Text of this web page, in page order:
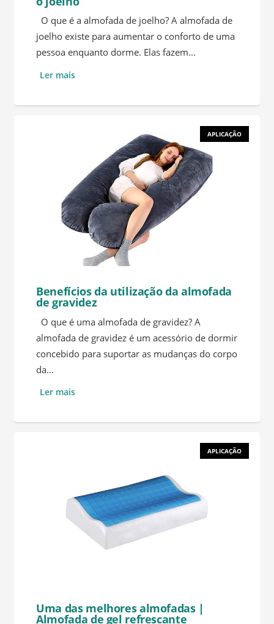
O que é a almofada de joelho? A almofada de
joelho existe para aumentar o conforto de uma
pessoa enquanto dorme. Elas fazem...
Ler mais
APLICAÇÃO
Benefícios da utilização da almofada
de gravidez
O que é uma almofada de gravidez? A
almofada de gravidez é um acessório de dormir
concebido para suportar as mudanças do corpo
da...
Ler mais
APLICAÇÃO
Uma das melhores almofadas |
Almofada de gel refrescante